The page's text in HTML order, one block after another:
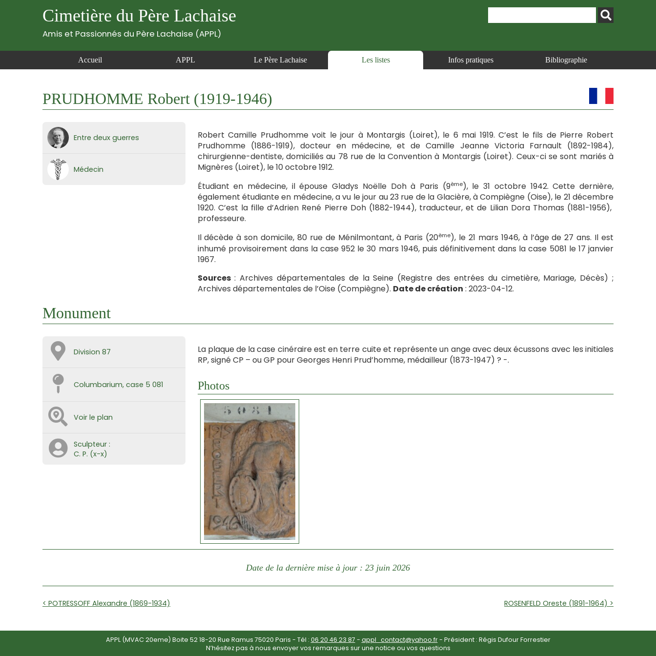
Cimetière du Père Lachaise
Amis et Passionnés du Père Lachaise (APPL)
Accueil APPL Le Père Lachaise Les listes Infos pratiques Bibliographie
PRUDHOMME Robert (1919-1946)
Entre deux guerres
Médecin
Robert Camille Prudhomme voit le jour à Montargis (Loiret), le 6 mai 1919. C’est le fils de Pierre Robert
Prudhomme (1886-1919), docteur en médecine, et de Camille Jeanne Victoria Farnault (1892-1984),
chirurgienne-dentiste, domiciliés au 78 rue de la Convention à Montargis (Loiret). Ceux-ci se sont mariés à
Mignères (Loiret), le 10 octobre 1912.
Étudiant en médecine, il épouse Gladys Noëlle Doh à Paris (9ème), le 31 octobre 1942. Cette dernière,
également étudiante en médecine, a vu le jour au 23 rue de la Glacière, à Compiègne (Oise), le 21 décembre
1920. C’est la fille d’Adrien René Pierre Doh (1882-1944), traducteur, et de Lilian Dora Thomas (1881-1956),
professeure.
Il décède à son domicile, 80 rue de Ménilmontant, à Paris (20ème), le 21 mars 1946, à l’âge de 27 ans. Il est
inhumé provisoirement dans la case 952 le 30 mars 1946, puis définitivement dans la case 5081 le 17 janvier
1967.
Sources: Archives départementales de la Seine (Registre des entrées du cimetière, Mariage, Décès) ;
Archives départementales de l’Oise (Compiègne). Date de création : 2023-04-12.
Monument
Division 87
Columbarium, case 5 081
Voir le plan
Sculpteur :
C. P. (x-x)
La plaque de la case cinéraire est en terre cuite et représente un ange avec deux écussons avec les initiales
RP, signé CP – ou GP pour Georges Henri Prud’homme, médailleur (1873-1947) ? -.
Photos
Date de la dernière mise à jour : 23 juin 2026
< POTRESSOFF Alexandre (1869-1934) ROSENFELD Oreste (1891-1964) >
APPL (MVAC 20eme) Boite 52 18-20 Rue Ramus 75020 Paris - Tél : 06 20 46 23 87 - appl_contact@yahoo.fr- Président : Régis Dufour Forrestier
N’hésitez pas à nous envoyer vos remarques sur une notice ou vos questions